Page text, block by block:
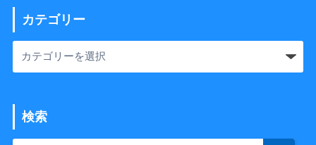
カテゴリー
検索